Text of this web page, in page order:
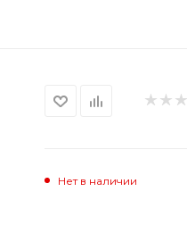
Нет в наличии